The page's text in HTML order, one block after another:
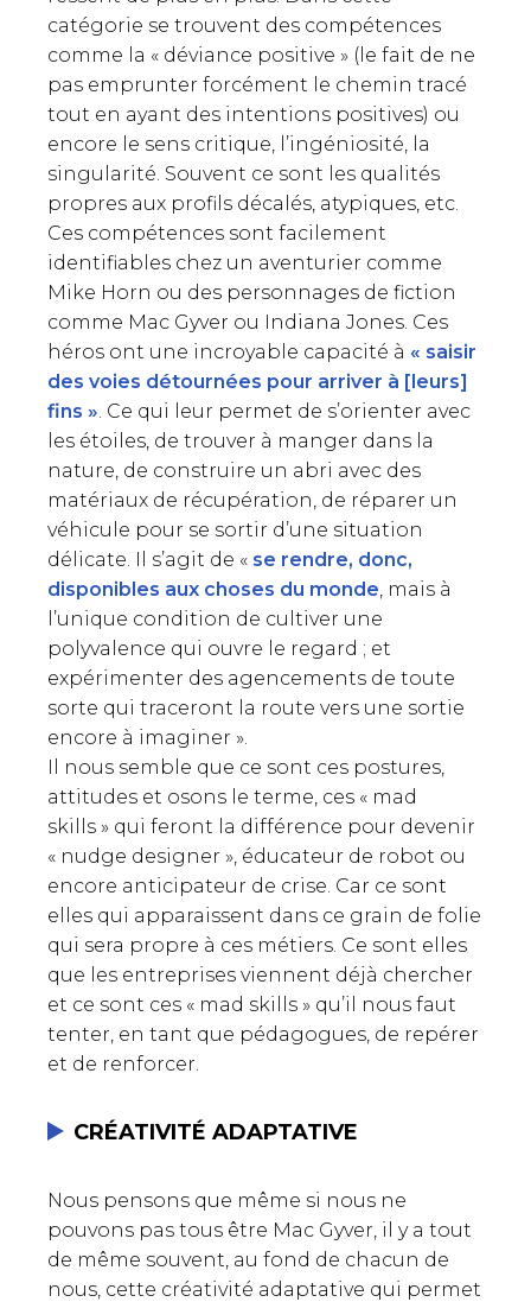
SE CONNECTER
catégorie se trouvent des compétences
comme la « déviance positive » (le fait de ne
pas emprunter forcément le chemin tracé
tout en ayant des intentions positives) ou
encore le sens critique, l’ingéniosité, la
singularité. Souvent ce sont les qualités
propres aux profils décalés, atypiques, etc.
Ces compétences sont facilement
identifiables chez un aventurier comme
Mike Horn ou des personnages de fiction
comme Mac Gyver ou Indiana Jones. Ces
héros ont une incroyable capacité à « saisir
des voies détournées pour arriver à [leurs]
fins ». Ce qui leur permet de s’orienter avec
les étoiles, de trouver à manger dans la
nature, de construire un abri avec des
matériaux de récupération, de réparer un
véhicule pour se sortir d’une situation
délicate. Il s’agit de « se rendre, donc,
disponibles aux choses du monde, mais à
l’unique condition de cultiver une
polyvalence qui ouvre le regard ; et
expérimenter des agencements de toute
sorte qui traceront la route vers une sortie
encore à imaginer ».
Il nous semble que ce sont ces postures,
attitudes et osons le terme, ces « mad
skills » qui feront la différence pour devenir
« nudge designer », éducateur de robot ou
encore anticipateur de crise. Car ce sont
elles qui apparaissent dans ce grain de folie
qui sera propre à ces métiers. Ce sont elles
que les entreprises viennent déjà chercher
et ce sont ces « mad skills » qu’il nous faut
tenter, en tant que pédagogues, de repérer
et de renforcer.
CRÉATIVITÉ ADAPTATIVE
Nous pensons que même si nous ne
pouvons pas tous être Mac Gyver, il y a tout
de même souvent, au fond de chacun de
nous, cette créativité adaptative qui permet